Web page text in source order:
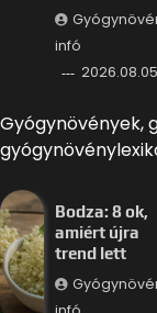
infó
Gyógynövények,
Bodza: 8 ok,
amiért újra
trend lett